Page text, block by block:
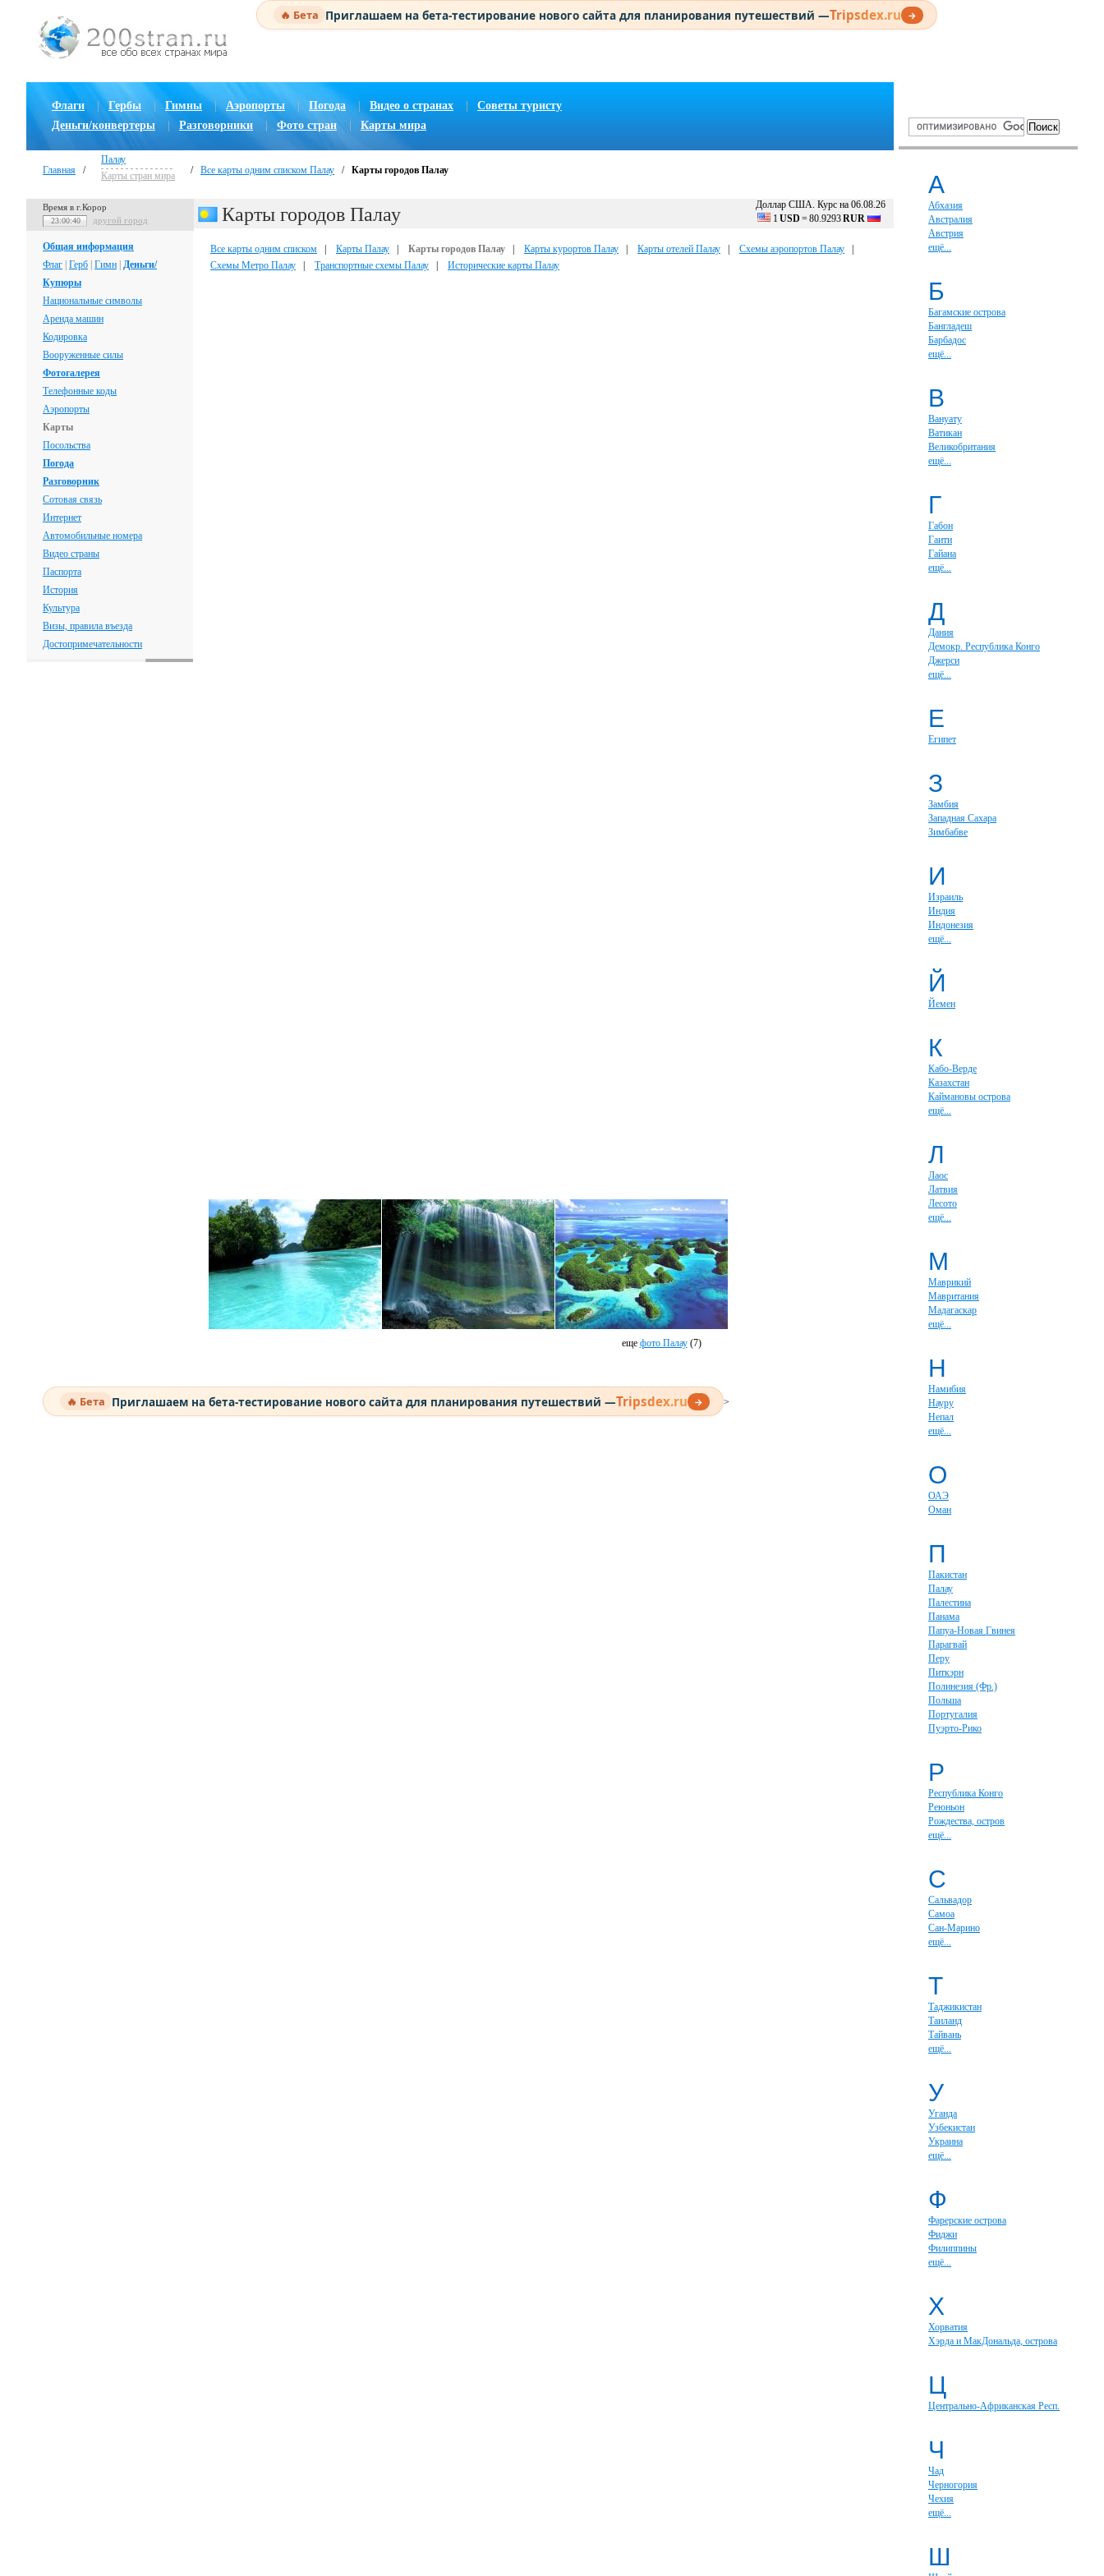
🔥 Бета Приглашаем на бета-тестирование нового сайта для планирования путешествий —Tripsdex.ru →
Флаги Гербы Гимны | Аэропорты Погода | Видео о странах
Советы туристу
Деньги/конвертеры
Разговорники Фото стран Карты мира
Главная /
Палау
Карты стран мира
/ Все карты одним списком Палау / Карты городов Палау
Время в г.Корор
23:00:41 другой город
Общая информация
Флаг Герб Гимн Деньги/
Купюры
Национальные символы
Аренда машин
Кодировка
Вооруженные силы
Фотогалерея
Телефонные коды
Аэропорты
Карты
Посольства
Погода
Разговорник
Сотовая связь
Интернет
Автомобильные номера
Видео страны
Паспорта
История
Культура
Визы, правила въезда
Достопримечательности
Доллар США. Курс на 06.08.26
1 USD =80.9293RUR
Карты городов Палау
Все карты одним списком Карты Палау Карты городов Палау Карты курортов Палау Карты отелей Палау Схемы аэропортов Палау
Схемы Метро Палау
Транспортные схемы Палау Исторические карты Палау
еще фото Палау(7)
🔥 Бета Приглашаем на бета-тестирование нового сайта для планирования путешествий —Tripsdex.ru → >
А
Абхазия
Австралия
Австрия
ещё...
Б
Багамские острова
Бангладеш
Барбадос
ещё...
В
Вануату
Ватикан
Великобритания
ещё...
Г
Габон
Гаити
Гайана
ещё...
Д
Дания
Демокр. Республика Конго
Джерси
ещё...
Е
Египет
З
Замбия
Западная Сахара
Зимбабве
И
Израиль
Индия
Индонезия
ещё...
Й
Йемен
К
Кабо-Верде
Казахстан
Каймановы острова
ещё...
Л
Лаос
Латвия
Лесото
ещё...
М
Маврикий
Мавритания
Мадагаскар
ещё...
Н
Намибия
Науру
Непал
ещё...
О
ОАЭ
Оман
П
Пакистан
Палау
Палестина
Панама
Папуа-Новая Гвинея
Парагвай
Перу
Питкэрн
Полинезия (Фр.)
Польша
Португалия
Пуэрто-Рико
Р
Республика Конго
Реюньон
Рождества, остров
ещё...
С
Сальвадор
Самоа
Сан-Марино
ещё...
Т
Таджикистан
Таиланд
Тайвань
ещё...
У
Уганда
Узбекистан
Украина
ещё...
Ф
Фарерские острова
Фиджи
Филиппины
ещё...
Х
Хорватия
Хэрда и МакДональда, острова
Ц
Центрально-Африканская Респ.
Ч
Чад
Черногория
Чехия
ещё...
Ш